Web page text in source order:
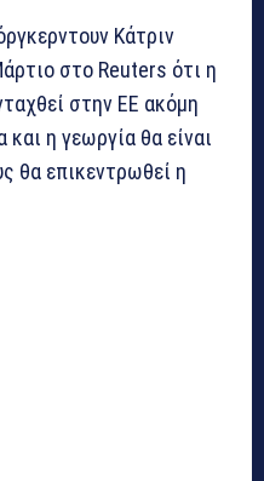
Κάτριν
στο Reuters ότι η
στην ΕΕ ακόμη
και η γεωργία θα είναι
θα επικεντρωθεί η